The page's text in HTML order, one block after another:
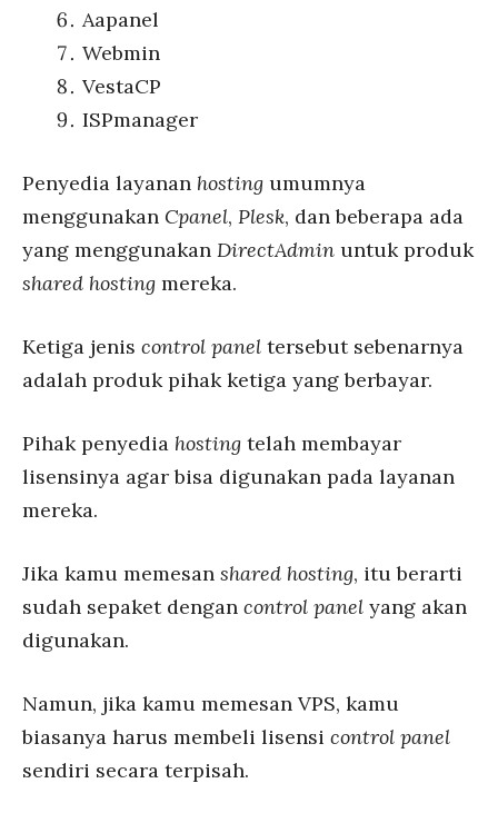
Aapanel
Webmin
VestaCP
ISPmanager
Penyedia layanan hosting umumnya
menggunakan Cpanel, Plesk, dan beberapa ada
yang menggunakan DirectAdmin untuk produk
shared hosting mereka.
Ketiga jenis control panel tersebut sebenarnya
adalah produk pihak ketiga yang berbayar.
Pihak penyedia hosting telah membayar
lisensinya agar bisa digunakan pada layanan
mereka.
Jika kamu memesan shared hosting, itu berarti
sudah sepaket dengan control panel yang akan
digunakan.
Namun, jika kamu memesan VPS, kamu
biasanya harus membeli lisensi control panel
sendiri secara terpisah.